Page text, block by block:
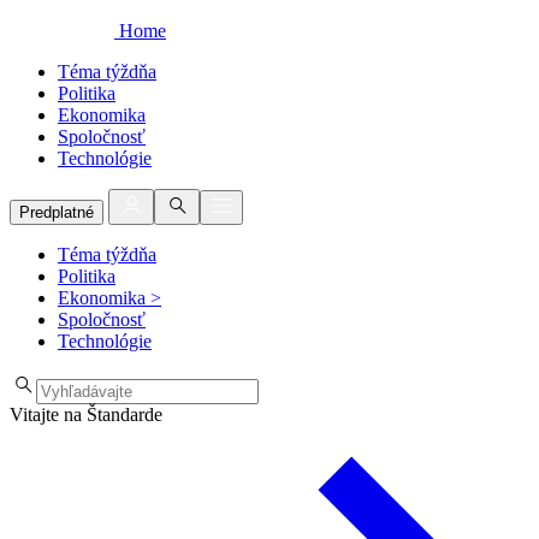
Home
Téma týždňa
Politika
Ekonomika
Spoločnosť
Technológie
Predplatné
Téma týždňa
Politika
Ekonomika >
Spoločnosť
Technológie
Vitajte na Štandarde